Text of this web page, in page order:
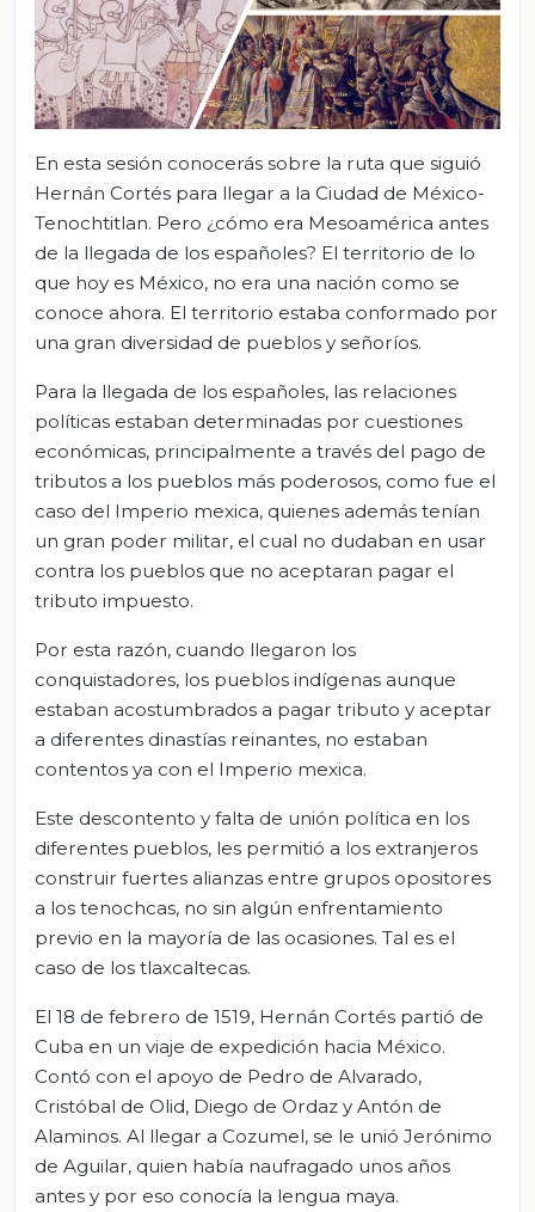
En esta sesión conocerás sobre la ruta que siguió
Hernán Cortés para llegar a la Ciudad de México-
Tenochtitlan. Pero ¿cómo era Mesoamérica antes
de la llegada de los españoles? El territorio de lo
que hoy es México, no era una nación como se
conoce ahora. El territorio estaba conformado por
una gran diversidad de pueblos y señoríos.
Para la llegada de los españoles, las relaciones
políticas estaban determinadas por cuestiones
económicas, principalmente a través del pago de
tributos a los pueblos más poderosos, como fue el
caso del Imperio mexica, quienes además tenían
un gran poder militar, el cual no dudaban en usar
contra los pueblos que no aceptaran pagar el
tributo impuesto.
Por esta razón, cuando llegaron los
conquistadores, los pueblos indígenas aunque
estaban acostumbrados a pagar tributo y aceptar
a diferentes dinastías reinantes, no estaban
contentos ya con el Imperio mexica.
Este descontento y falta de unión política en los
diferentes pueblos, les permitió a los extranjeros
construir fuertes alianzas entre grupos opositores
a los tenochcas, no sin algún enfrentamiento
previo en la mayoría de las ocasiones. Tal es el
caso de los tlaxcaltecas.
El 18 de febrero de 1519, Hernán Cortés partió de
Cuba en un viaje de expedición hacia México.
Contó con el apoyo de Pedro de Alvarado,
Cristóbal de Olid, Diego de Ordaz y Antón de
Alaminos. Al llegar a Cozumel, se le unió Jerónimo
de Aguilar, quien había naufragado unos años
antes y por eso conocía la lengua maya.